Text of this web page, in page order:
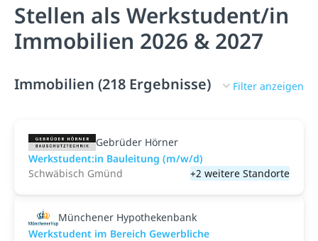
Stellen als Werkstudent/in
Immobilien 2026 & 2027
Immobilien (218 Ergebnisse) Filter anzeigen
Gebrüder Hörner
Werkstudent:in Bauleitung (m/w/d)
Schwäbisch Gmünd
+2 weitere Standorte
Münchener Hypothekenbank
Werkstudent im Bereich Gewerbliche